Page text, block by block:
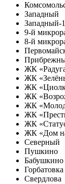
Западный
Западный-
9-й
8-й
ЖК
ЖК
ЖК
ЖК
ЖК
ЖК
ЖК
ЖК «Дом
Северный
Пушкино
Бабушкино
Горбатовка
Свердлова